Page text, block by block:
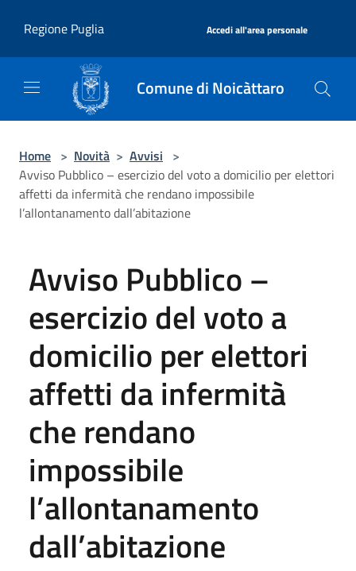
Regione Puglia
Accedi all'area personale
Comune di Noicàttaro
Home > Novità > Avvisi >
Avviso Pubblico – esercizio del voto a domicilio per elettori
affetti da infermità che rendano impossibile
l’allontanamento dall’abitazione
Avviso Pubblico –
esercizio del voto a
domicilio per elettori
affetti da infermità
che rendano
impossibile
l’allontanamento
dall’abitazione